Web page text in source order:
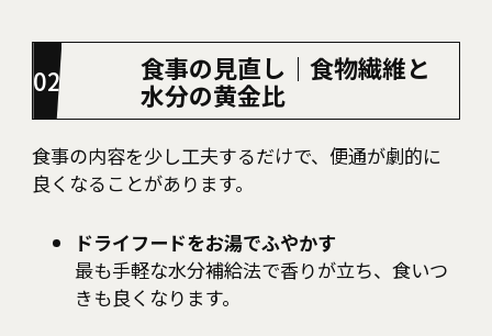
食事の見直し｜食物繊維と
水分の黄金比
食事の内容を少し工夫するだけで、便通が劇的に
良くなることがあります。
ドライフードをお湯でふやかす
最も手軽な水分補給法で香りが立ち、食いつ
きも良くなります。